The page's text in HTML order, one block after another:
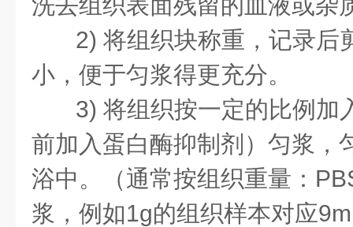
2) 将组织块称重，记录后
小，便于匀浆得更充分。
3) 将组织按一定的比例加
前加入蛋白酶抑制剂）匀浆，
浴中。（通常按组织重量：
浆，例如1g的组织样本对应